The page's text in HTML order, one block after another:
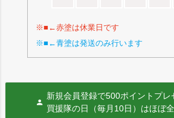
※■←赤塗は休業日です
※■←青塗は発送のみ行います
新規会員登録で500ポイントプレ
買援隊の日（毎月10日）はほぼ